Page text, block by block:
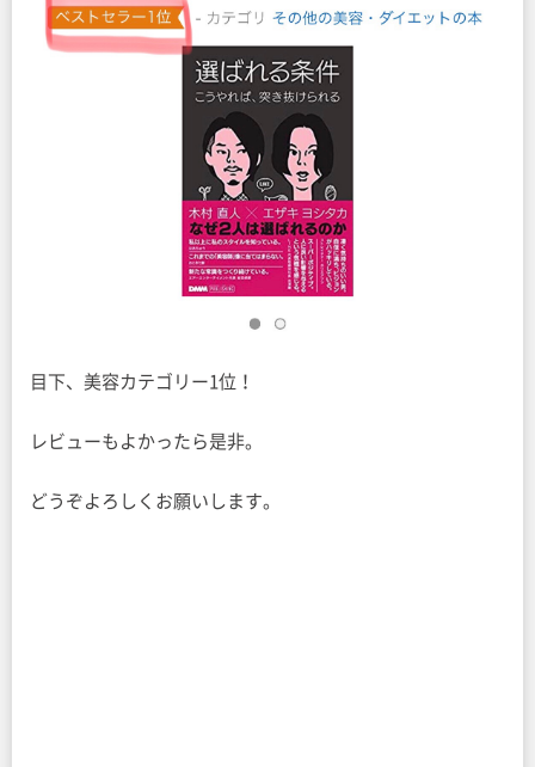
目下、美容カテゴリー1位！
レビューもよかったら是非。
どうぞよろしくお願いします。